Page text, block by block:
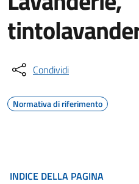
Condividi
Normativa di riferimento
INDICE DELLA PAGINA